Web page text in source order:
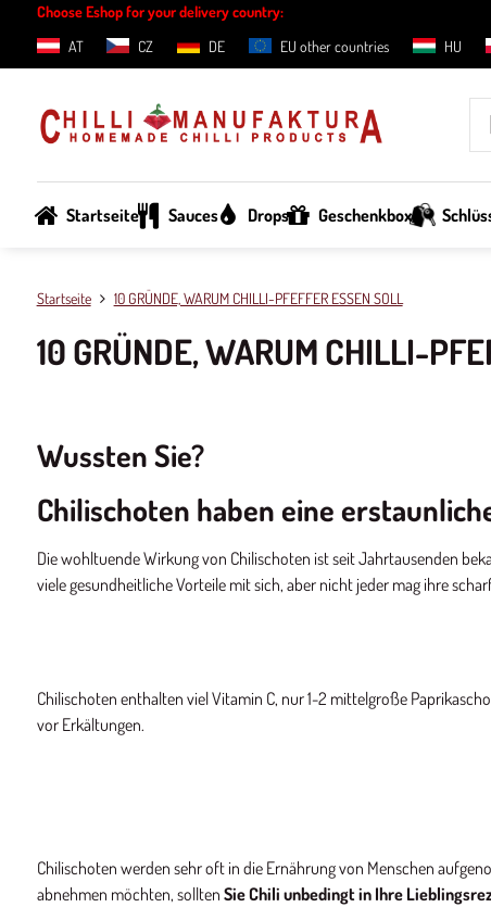
Choose Eshop for your delivery country:
AT
CZ DE EU other countries HU
Startseite Sauces Drops Geschenkbox
Startseite 10 GRÜNDE, WARUM CHILLI-PFEFFER ESSEN SOLL
10 GRÜNDE, WARUM CHILLI-
Wussten Sie?
Chilischoten haben eine
Die wohltuende Wirkung von Chilischoten ist seit Jahrtausenden
viele gesundheitliche Vorteile mit sich, aber nicht jeder mag ihre
Chilischoten enthalten viel Vitamin C, nur 1-2 mittelgroße
vor Erkältungen.
Chilischoten werden sehr oft in die Ernährung von Menschen
abnehmen möchten, sollten Sie Chili unbedingt in Ihre